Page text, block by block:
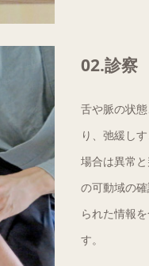
02.診察
舌や脈の状
り、弛緩し
場合は異常
の可動域の
られた情報
す。